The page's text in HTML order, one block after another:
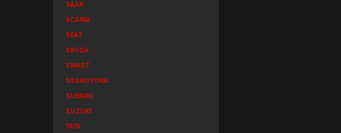
SAAB
SCANIA
SEAT
SKODA
SMART
SSANGYONG
SUBARU
SUZUKI
TATA